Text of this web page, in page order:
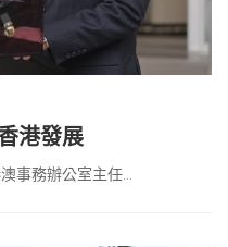
港發展
事務辦公室主任...